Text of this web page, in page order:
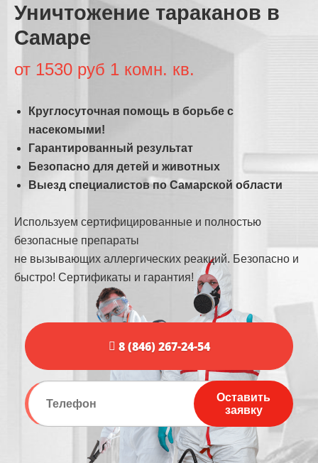
Уничтожение тараканов в
Самаре
от 1530 руб 1 комн. кв.
Круглосуточная помощь в борьбе с
насекомыми!
Гарантированный результат
Безопасно для детей и животных
Выезд специалистов по Самарской области
Используем сертифицированные и полностью
безопасные препараты
не вызывающих аллергических реакций. Безопасно и
быстро! Сертификаты и гарантия!
8 (846) 267-24-54
Оставить
заявку